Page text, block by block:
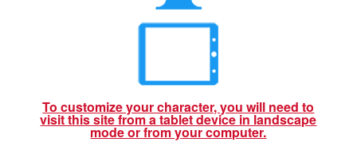
To customize your character, you will need to
visit this site from a tablet device in landscape
mode or from your computer.